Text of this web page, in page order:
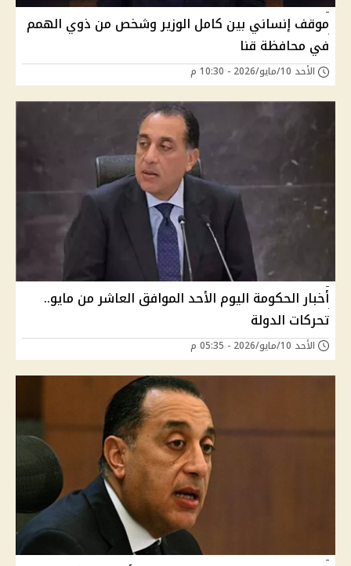
موقف إنساني بين كامل الوزير وشخص من ذوي الهمم
في محافظة قنا
الأحد 10/مايو/2026 - 10:30 م
أخبار الحكومة اليوم الأحد الموافق العاشر من مايو..
تحركات الدولة
الأحد 10/مايو/2026 - 05:35 م